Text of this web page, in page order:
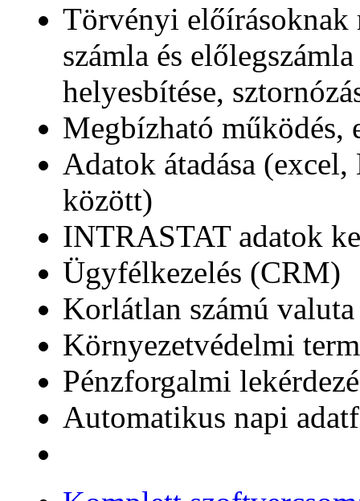
Törvényi előírásoknak
számla és
helyesbítése,
Megbízható működés,
Adatok átadása
között)
INTRASTAT adatok
Ügyfélkezelés (CRM)
Korlátlan számú valuta
Környezetvédelmi
Pénzforgalmi
Automatikus napi